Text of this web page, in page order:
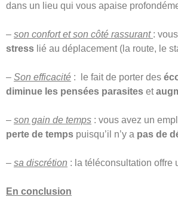
dans un lieu qui vous apaise
– son confort et son côté rassurant :
stress lié au déplacement (la route, le
– Son efficacité : le fait de porter des
diminue les pensées parasites et
– son gain de temps : vous avez un
perte de temps puisqu’il n’y a pas de
– sa discrétion : la téléconsultation offre
En conclusion